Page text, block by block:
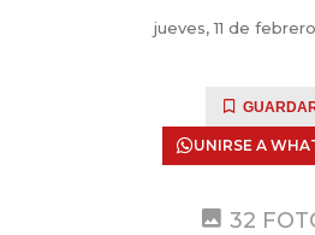
jueves, 11 de
UNIRSE A
32